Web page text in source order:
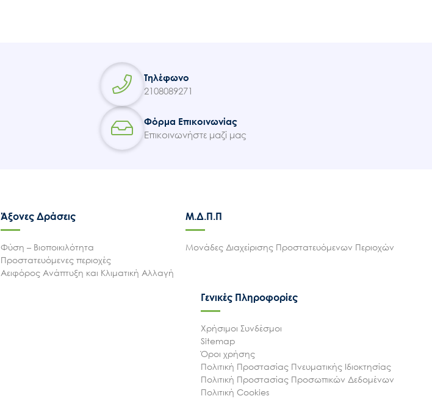
Τηλέφωνο
2108089271
Φόρμα Επικοινωνίας
Επικοινωνήστε μαζί μας
Άξονες Δράσεις
Φύση – Βιοποικιλότητα
Προστατευόμενες περιοχές
Αειφόρος Ανάπτυξη και Κλιματική Αλλαγή
Μ.Δ.Π.Π
Μονάδες Διαχείρισης Προστατευόμενων Περιοχών
Γενικές Πληροφορίες
Χρήσιμοι Συνδέσμοι
Sitemap
Όροι χρήσης
Πολιτική Προστασίας Πνευματικής Ιδιοκτησίας
Πολιτική Προστασίας Προσωπικών Δεδομένων
Πολιτική Cookies